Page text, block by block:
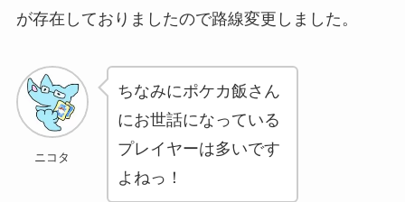
が存在しておりましたので路線変更しました。
ニコタ
ちなみにポケカ飯さん
にお世話になっている
プレイヤーは多いです
よねっ！